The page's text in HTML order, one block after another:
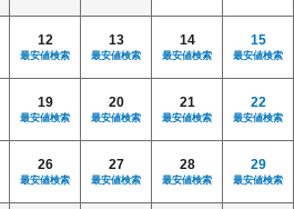
12
最安値検索
13
最安値検索
14
最安値検索
15
最安値検索
19
最安値検索
20
最安値検索
21
最安値検索
22
最安値検索
26
最安値検索
27
最安値検索
28
最安値検索
29
最安値検索